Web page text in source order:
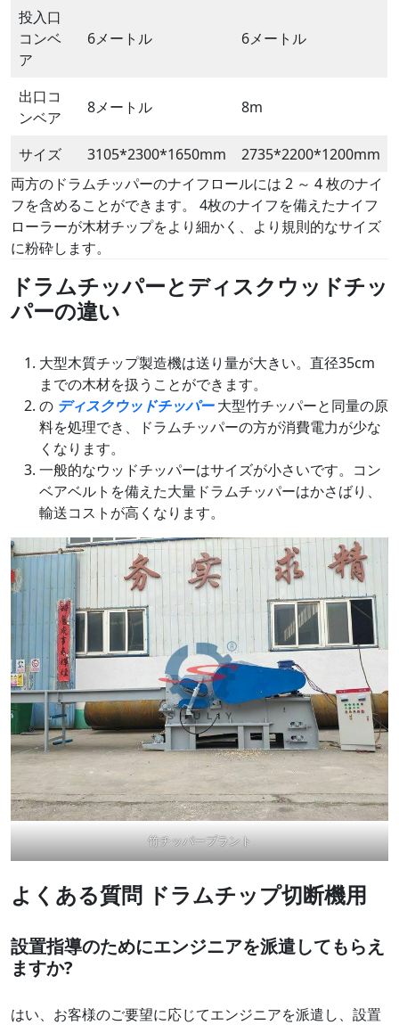
投入口
コンベ
ア
6メートル 6メートル
出口コ
ンベア
8メートル 8m
サイズ 3105*2300*1650mm
2735*2200*1200mm
両方のドラムチッパーのナイフロールには 2 ～ 4 枚のナイ
フを含めることができます。 4枚のナイフを備えたナイフ
ローラーが木材チップをより細かく、より規則的なサイズ
に粉砕します。
ドラムチッパーとディスクウッドチッ
パーの違い
大型木質チップ製造機は送り量が大きい。直径35cm
までの木材を扱うことができます。
の ディスクウッドチッパー大型竹チッパーと同量の原
料を処理でき、ドラムチッパーの方が消費電力が少な
くなります。
一般的なウッドチッパーはサイズが小さいです。コン
ベアベルトを備えた大量ドラムチッパーはかさばり、
輸送コストが高くなります。
竹チッパープラント
よくある質問 ドラムチップ切断機用
設置指導のためにエンジニアを派遣してもらえ
ますか?
はい、お客様のご要望に応じてエンジニアを派遣し、設置